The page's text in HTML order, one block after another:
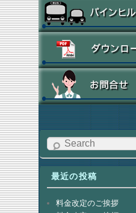
Search
最近の投稿
料金改定のご挨拶